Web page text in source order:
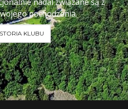
pochodzenia.
KLUBU